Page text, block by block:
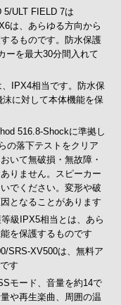
5/ULT FIELD 7は
は、あらゆる方向から
るものです。防水保護
ーを最大30分間入れて
IPX4相当です。防水保
に対して本体機能を保
516.8-Shockに準拠し
の落下テストをクリア
いて無破損・無故障・
りません。スピーカー
でください。変形や破
となることがあります
級IPX5相当とは、あら
を保護するものです
SRS-XV500は、無料ア
す
モード、音量を約14で
や再生楽曲、周囲の温